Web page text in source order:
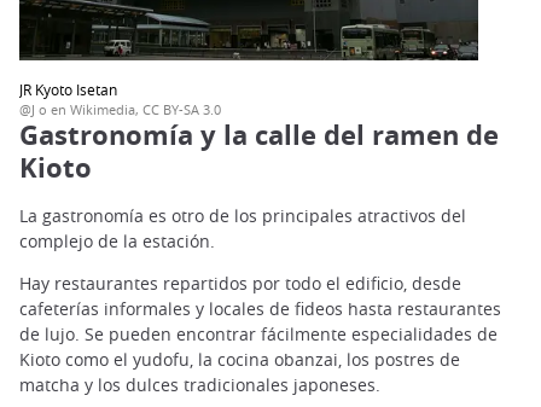
JR Kyoto Isetan
@J o en Wikimedia, CC BY-SA 3.0
Gastronomía y la calle del ramen de
Kioto
La gastronomía es otro de los principales atractivos del
complejo de la estación.
Hay restaurantes repartidos por todo el edificio, desde
cafeterías informales y locales de fideos hasta restaurantes
de lujo. Se pueden encontrar fácilmente especialidades de
Kioto como el yudofu, la cocina obanzai, los postres de
matcha y los dulces tradicionales japoneses.